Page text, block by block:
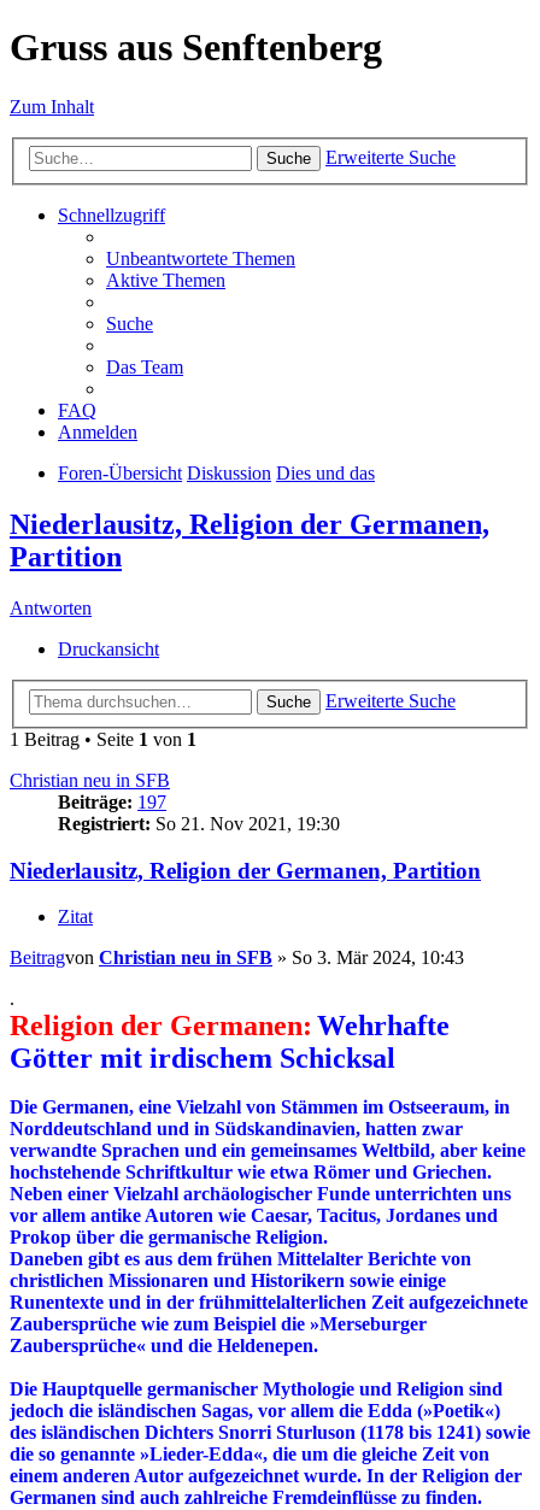
Gruss aus Senftenberg
Zum Inhalt
Suche Erweiterte Suche
Schnellzugriff
Unbeantwortete Themen
Aktive Themen
Suche
Das Team
FAQ
Anmelden
Foren-Übersicht Diskussion Dies und das
Niederlausitz, Religion der Germanen,
Partition
Antworten
Druckansicht
Suche
Erweiterte Suche
1 Beitrag • Seite 1 von 1
Christian neu in SFB
Beiträge: 197
Registriert: So 21. Nov 2021, 19:30
Niederlausitz, Religion der Germanen, Partition
Zitat
Beitragvon Christian neu in SFB » So 3. Mär 2024, 10:43
.
Religion der Germanen: Wehrhafte
Götter mit irdischem Schicksal
Die Germanen, eine Vielzahl von Stämmen im Ostseeraum, in
Norddeutschland und in Südskandinavien, hatten zwar
verwandte Sprachen und ein gemeinsames Weltbild, aber keine
hochstehende Schriftkultur wie etwa Römer und Griechen.
Neben einer Vielzahl archäologischer Funde unterrichten uns
vor allem antike Autoren wie Caesar, Tacitus, Jordanes und
Prokop über die germanische Religion.
Daneben gibt es aus dem frühen Mittelalter Berichte von
christlichen Missionaren und Historikern sowie einige
Runentexte und in der frühmittelalterlichen Zeit aufgezeichnete
Zaubersprüche wie zum Beispiel die »Merseburger
Zaubersprüche« und die Heldenepen.
Die Hauptquelle germanischer Mythologie und Religion sind
jedoch die isländischen Sagas, vor allem die Edda (»Poetik«)
des isländischen Dichters Snorri Sturluson (1178 bis 1241) sowie
die so genannte »Lieder-Edda«, die um die gleiche Zeit von
einem anderen Autor aufgezeichnet wurde. In der Religion der
Germanen sind auch zahlreiche Fremdeinflüsse zu finden.